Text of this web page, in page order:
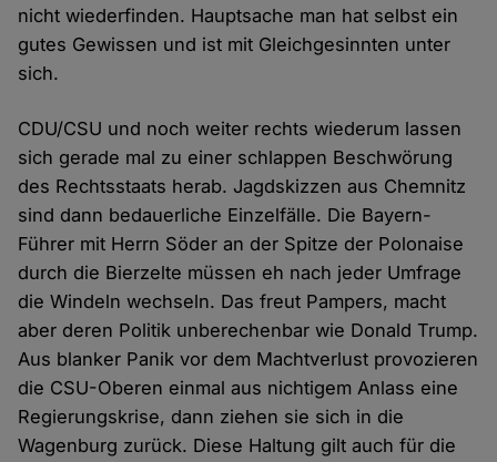
nicht wiederfinden. Hauptsache man hat selbst ein
gutes Gewissen und ist mit Gleichgesinnten unter
sich.
CDU/CSU und noch weiter rechts wiederum lassen
sich gerade mal zu einer schlappen Beschwörung
des Rechtsstaats herab. Jagdskizzen aus Chemnitz
sind dann bedauerliche Einzelfälle. Die Bayern-
Führer mit Herrn Söder an der Spitze der Polonaise
durch die Bierzelte müssen eh nach jeder Umfrage
die Windeln wechseln. Das freut Pampers, macht
aber deren Politik unberechenbar wie Donald Trump.
Aus blanker Panik vor dem Machtverlust provozieren
die CSU-Oberen einmal aus nichtigem Anlass eine
Regierungskrise, dann ziehen sie sich in die
Wagenburg zurück. Diese Haltung gilt auch für die